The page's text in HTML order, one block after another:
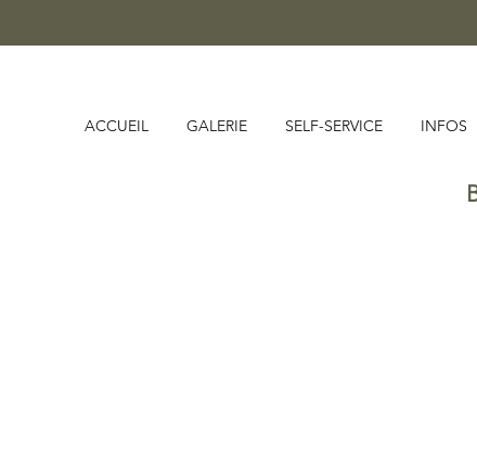
ACCUEIL GALERIE SELF-SERVICE INFOS